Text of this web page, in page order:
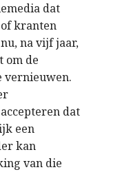
dat
of kranten
na vijf jaar,
om de
vernieuwen.
accepteren dat
een
kan
van die